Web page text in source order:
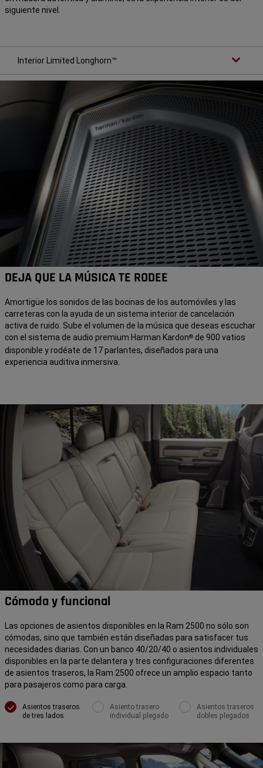
siguiente nivel.
Interior Limited Longhorn™
DEJA QUE LA MÚSICA TE RODEE
Amortigüe los sonidos de las bocinas de los automóviles y las
carreteras con la ayuda de un sistema interior de cancelación
activa de ruido. Sube el volumen de la música que deseas escuchar
con el sistema de audio premium Harman Kardon® de 900 vatios
disponible y rodéate de 17 parlantes, diseñados para una
experiencia auditiva inmersiva.
Cómoda y funcional
Las opciones de asientos disponibles en la Ram 2500 no sólo son
cómodas, sino que también están diseñadas para satisfacer tus
necesidades diarias. Con un banco 40/20/40 o asientos individuales
disponibles en la parte delantera y tres configuraciones diferentes
de asientos traseros, la Ram 2500 ofrece un amplio espacio tanto
para pasajeros como para carga.
Asientos traseros
de tres lados
Asiento trasero
individual plegado
Asientos traseros
dobles plegados